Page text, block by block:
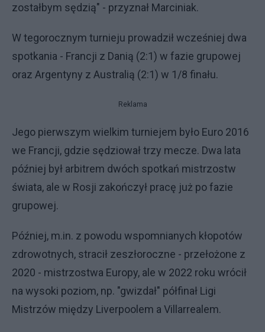
zostałbym sędzią" - przyznał Marciniak.
W tegorocznym turnieju prowadził wcześniej dwa
spotkania - Francji z Danią (2:1) w fazie grupowej
oraz Argentyny z Australią (2:1) w 1/8 finału.
Reklama
Jego pierwszym wielkim turniejem było Euro 2016
we Francji, gdzie sędziował trzy mecze. Dwa lata
później był arbitrem dwóch spotkań mistrzostw
świata, ale w Rosji zakończył pracę już po fazie
grupowej.
Później, m.in. z powodu wspomnianych kłopotów
zdrowotnych, stracił zeszłoroczne - przełożone z
2020 - mistrzostwa Europy, ale w 2022 roku wrócił
na wysoki poziom, np. "gwizdał" półfinał Ligi
Mistrzów między Liverpoolem a Villarrealem.